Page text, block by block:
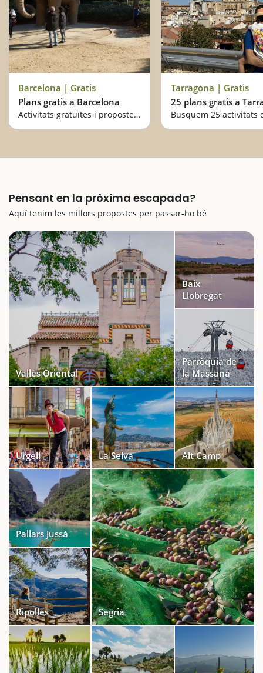
Barcelona | Gratis
Plans gratis a Barcelona
Activitats gratuïtes i propostes per fer en família a Barcelona
Tarragona | Gratis
25 plans gratis a
Pensant en la pròxima escapada?
Aquí tenim les millors propostes per passar-ho bé
Vallès Oriental
Baix
Llobregat
Parròquia de
la Massana
Urgell La Selva Alt Camp
Pallars Jussà
Ripollès Segrià